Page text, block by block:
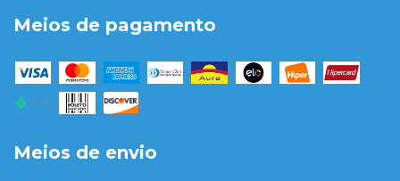
Meios de pagamento
Meios de envio